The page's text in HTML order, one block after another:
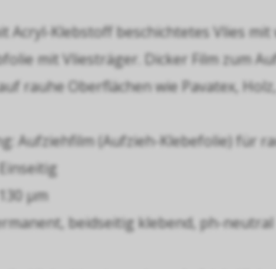
Acryl-Klebstoff beschichtetes Vlies
mit Vliesträger. Dicker Film zum
rauhe Oberflächen wie Pavatex,
Aufziehfilm (Aufzieh-Klebefolie) für
µm
beidseitig klebend, ph-neutral